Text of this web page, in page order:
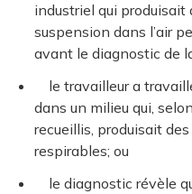
industriel qui produisait
suspension dans l’air
avant le diagnostic de
le travailleur a
dans un milieu qui,
recueillis, produisait
respirables; ou
le diagnostic révèle